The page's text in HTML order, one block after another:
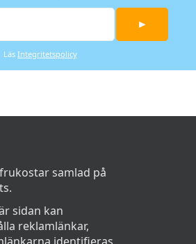
►
Läs Integritetspolicy
samlad på
sidan kan
reklamlänkar,